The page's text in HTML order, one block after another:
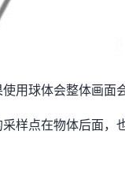
用球体会整体画面
样点在物体后面，